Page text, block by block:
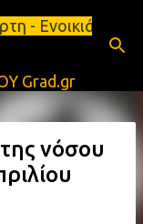
Grad.gr
νόσου